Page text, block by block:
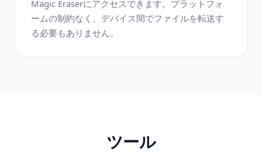
Magic Eraserにアクセスできます。プラットフォ
ームの制約なく、デバイス間でファイルを転送す
る必要もありません。
ツール